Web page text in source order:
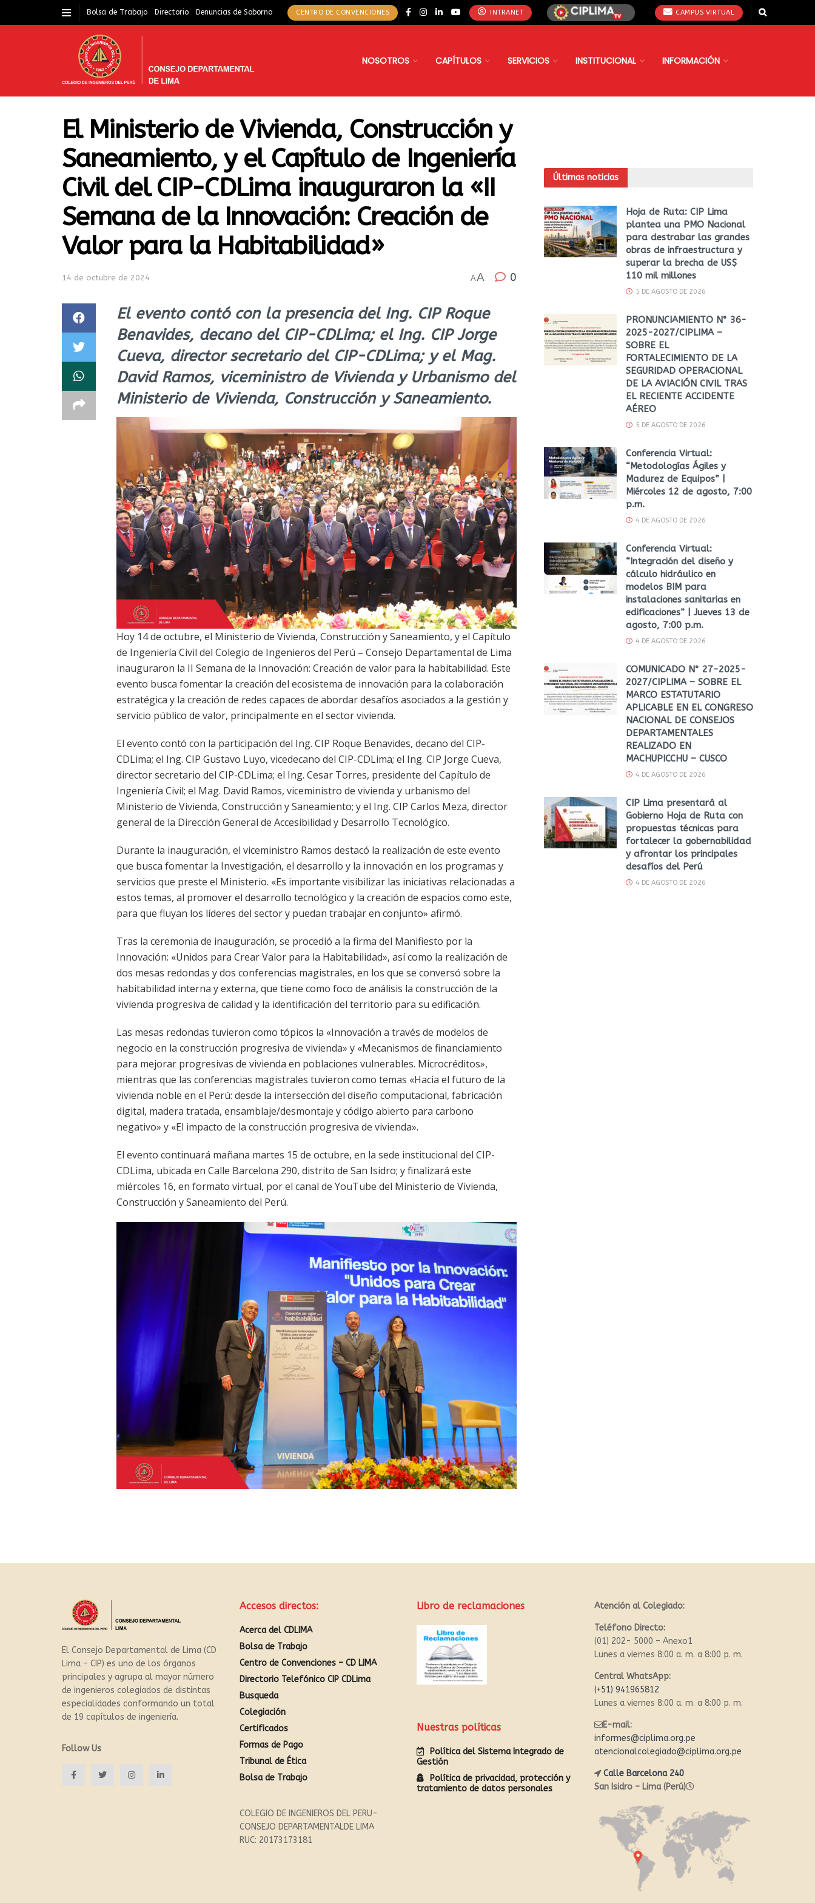
Bolsa de Trabajo Directorio Denuncias de Soborno CENTRO DE CONVENCIONES INTRANET CAMPUS VIRTUAL
NOSOTROS CAPÍTULOS SERVICIOS INSTITUCIONAL INFORMACIÓN
El Ministerio de Vivienda, Construcción y
Saneamiento, y el Capítulo de Ingeniería
Civil del CIP-CDLima inauguraron la «II
Semana de la Innovación: Creación de
Valor para la Habitabilidad»
14 de octubre de 2024 AA 0
El evento contó con la presencia del Ing. CIP Roque
Benavides, decano del CIP-CDLima; el Ing. CIP Jorge
Cueva, director secretario del CIP-CDLima; y el Mag.
David Ramos, viceministro de Vivienda y Urbanismo del
Ministerio de Vivienda, Construcción y Saneamiento.
Hoy 14 de octubre, el Ministerio de Vivienda, Construcción y Saneamiento, y el Capítulo
de Ingeniería Civil del Colegio de Ingenieros del Perú – Consejo Departamental de Lima
inauguraron la II Semana de la Innovación: Creación de valor para la habitabilidad. Este
evento busca fomentar la creación del ecosistema de innovación para la colaboración
estratégica y la creación de redes capaces de abordar desafíos asociados a la gestión y
servicio público de valor, principalmente en el sector vivienda.
El evento contó con la participación del Ing. CIP Roque Benavides, decano del CIP-
CDLima; el Ing. CIP Gustavo Luyo, vicedecano del CIP-CDLima; el Ing. CIP Jorge Cueva,
director secretario del CIP-CDLima; el Ing. Cesar Torres, presidente del Capítulo de
Ingeniería Civil; el Mag. David Ramos, viceministro de vivienda y urbanismo del
Ministerio de Vivienda, Construcción y Saneamiento; y el Ing. CIP Carlos Meza, director
general de la Dirección General de Accesibilidad y Desarrollo Tecnológico.
Durante la inauguración, el viceministro Ramos destacó la realización de este evento
que busca fomentar la Investigación, el desarrollo y la innovación en los programas y
servicios que preste el Ministerio. «Es importante visibilizar las iniciativas relacionadas a
estos temas, al promover el desarrollo tecnológico y la creación de espacios como este,
para que fluyan los líderes del sector y puedan trabajar en conjunto» afirmó.
Tras la ceremonia de inauguración, se procedió a la firma del Manifiesto por la
Innovación: «Unidos para Crear Valor para la Habitabilidad», así como la realización de
dos mesas redondas y dos conferencias magistrales, en los que se conversó sobre la
habitabilidad interna y externa, que tiene como foco de análisis la construcción de la
vivienda progresiva de calidad y la identificación del territorio para su edificación.
Las mesas redondas tuvieron como tópicos la «Innovación a través de modelos de
negocio en la construcción progresiva de vivienda» y «Mecanismos de financiamiento
para mejorar progresivas de vivienda en poblaciones vulnerables. Microcréditos»,
mientras que las conferencias magistrales tuvieron como temas «Hacia el futuro de la
vivienda noble en el Perú: desde la intersección del diseño computacional, fabricación
digital, madera tratada, ensamblaje/desmontaje y código abierto para carbono
negativo» y «El impacto de la construcción progresiva de vivienda».
El evento continuará mañana martes 15 de octubre, en la sede institucional del CIP-
CDLima, ubicada en Calle Barcelona 290, distrito de San Isidro; y finalizará este
miércoles 16, en formato virtual, por el canal de YouTube del Ministerio de Vivienda,
Construcción y Saneamiento del Perú.
Últimas noticias
Hoja de Ruta: CIP Lima
plantea una PMO Nacional
para destrabar las grandes
obras de infraestructura y
superar la brecha de US$
110 mil millones
5 DE AGOSTO DE 2026
PRONUNCIAMIENTO N° 36-
2025-2027/CIPLIMA –
SOBRE EL
FORTALECIMIENTO DE LA
SEGURIDAD OPERACIONAL
DE LA AVIACIÓN CIVIL TRAS
EL RECIENTE ACCIDENTE
AÉREO
5 DE AGOSTO DE 2026
Conferencia Virtual:
“Metodologías Ágiles y
Madurez de Equipos” |
Miércoles 12 de agosto, 7:00
p.m.
4 DE AGOSTO DE 2026
Conferencia Virtual:
“Integración del diseño y
cálculo hidráulico en
modelos BIM para
instalaciones sanitarias en
edificaciones” | Jueves 13 de
agosto, 7:00 p.m.
4 DE AGOSTO DE 2026
COMUNICADO N° 27-2025-
2027/CIPLIMA – SOBRE EL
MARCO ESTATUTARIO
APLICABLE EN EL CONGRESO
NACIONAL DE CONSEJOS
DEPARTAMENTALES
REALIZADO EN
MACHUPICCHU – CUSCO
4 DE AGOSTO DE 2026
CIP Lima presentará al
Gobierno Hoja de Ruta con
propuestas técnicas para
fortalecer la gobernabilidad
y afrontar los principales
desafíos del Perú
4 DE AGOSTO DE 2026
El Consejo Departamental de Lima (CD
Lima – CIP) es uno de los órganos
principales y agrupa al mayor número
de ingenieros colegiados de distintas
especialidades conformando un total
de 19 capítulos de ingeniería.
Follow Us
Accesos directos:
Acerca del CDLIMA
Bolsa de Trabajo
Centro de Convenciones – CD LIMA
Directorio Telefónico CIP CDLima
Busqueda
Colegiación
Certificados
Formas de Pago
Tribunal de Ética
Bolsa de Trabajo
COLEGIO DE INGENIEROS DEL PERU-
CONSEJO DEPARTAMENTALDE LIMA
RUC: 20173173181
Libro de reclamaciones
Nuestras políticas
Política del Sistema Integrado de
Gestión
Política de privacidad, protección y
tratamiento de datos personales
Atención al Colegiado:
Teléfono Directo:
(01) 202- 5000 – Anexo1
Lunes a viernes 8:00 a. m. a 8:00 p. m.
Central WhatsApp:
(+51) 941965812
Lunes a viernes 8:00 a. m. a 8:00 p. m.
E-mail:
informes@ciplima.org.pe
atencionalcolegiado@ciplima.org.pe
Calle Barcelona 240
San Isidro – Lima (Perú)